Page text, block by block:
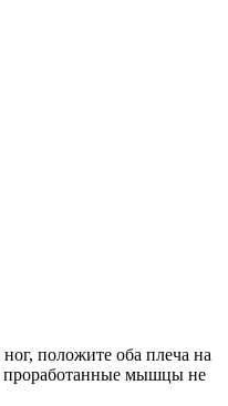
положите оба плеча на
проработанные мышцы не